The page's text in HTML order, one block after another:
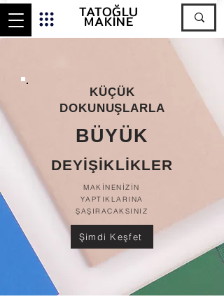
TATOĞLU
MAKİNE
KÜÇÜK
DOKUNUŞLARLA
BÜYÜK
DEYİŞİKLİKLER
MAKİNENİZİN
YAPTIKLARINA
ŞAŞIRACAKSINIZ
Şimdi Keşfet